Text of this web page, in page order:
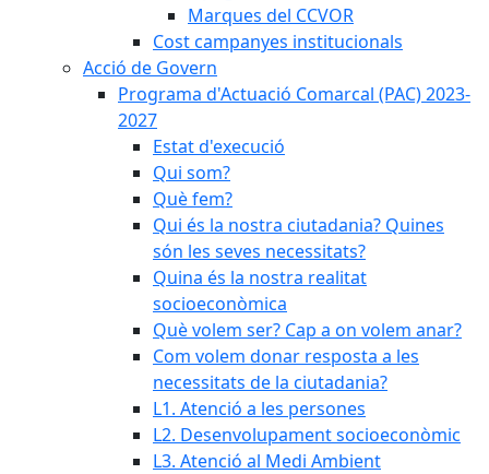
Marques del CCVOR
Cost campanyes institucionals
Acció de Govern
Programa d'Actuació Comarcal (PAC) 2023-
2027
Estat d'execució
Qui som?
Què fem?
Qui és la nostra ciutadania? Quines
són les seves necessitats?
Quina és la nostra realitat
socioeconòmica
Què volem ser? Cap a on volem anar?
Com volem donar resposta a les
necessitats de la ciutadania?
L1. Atenció a les persones
L2. Desenvolupament socioeconòmic
L3. Atenció al Medi Ambient